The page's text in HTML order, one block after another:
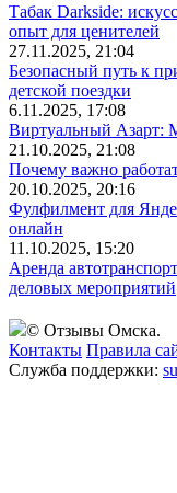
Табак Darkside:
опыт для ценителей
27.11.2025, 21:04
Безопасный путь к
детской поездки
6.11.2025, 17:08
Виртуальный Азарт:
21.10.2025, 21:08
Почему важно
20.10.2025, 20:16
Фулфилмент для
онлайн
11.10.2025, 15:20
Аренда
деловых мероприятий
© Отзывы Омска.
Контакты Правила
Служба поддержки: